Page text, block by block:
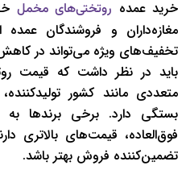
خرید عمده روتختی‌های مخمل
مغازه‌داران و فروشندگان
تخفیف‌های ویژه می‌تواند در کاهش
باید در نظر داشت که قیمت
متعددی مانند کشور
بستگی دارد. برخی برندها
فوق‌العاده، قیمت‌های بالاتری
تضمین‌کننده فروش بهتر باشد.